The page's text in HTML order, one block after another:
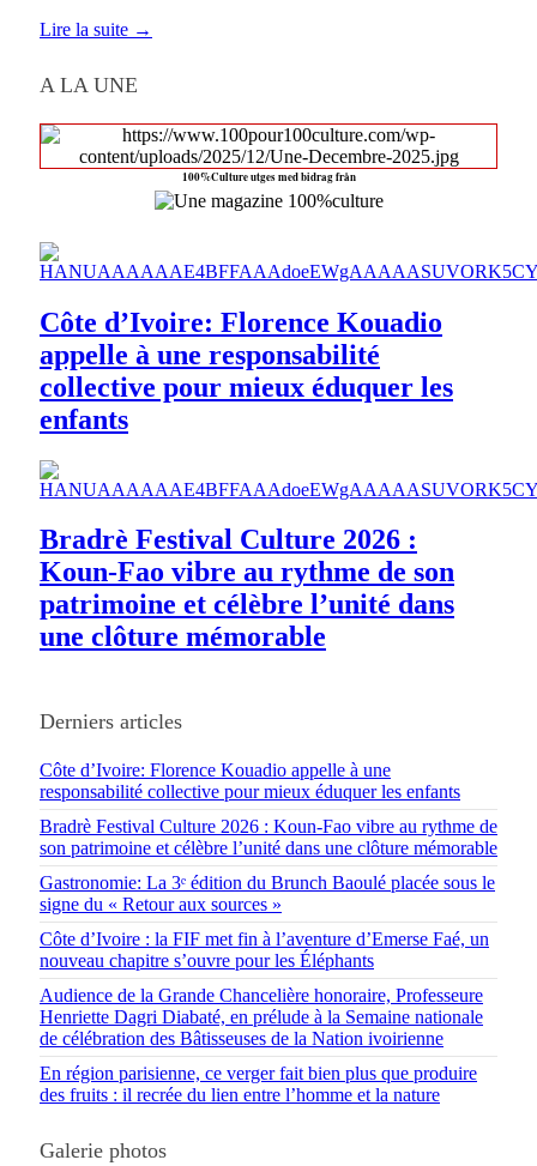
Lire la suite →
A LA UNE
100%Culture utges med bidrag från
Côte d’Ivoire: Florence Kouadio
appelle à une responsabilité
collective pour mieux éduquer les
enfants
Bradrè Festival Culture 2026 :
Koun-Fao vibre au rythme de son
patrimoine et célèbre l’unité dans
une clôture mémorable
Derniers articles
Côte d’Ivoire: Florence Kouadio appelle à une
responsabilité collective pour mieux éduquer les enfants
Bradrè Festival Culture 2026 : Koun-Fao vibre au rythme de
son patrimoine et célèbre l’unité dans une clôture mémorable
Gastronomie: La 3ᵉ édition du Brunch Baoulé placée sous le
signe du « Retour aux sources »
Côte d’Ivoire : la FIF met fin à l’aventure d’Emerse Faé, un
nouveau chapitre s’ouvre pour les Éléphants
Audience de la Grande Chancelière honoraire, Professeure
Henriette Dagri Diabaté, en prélude à la Semaine nationale
de célébration des Bâtisseuses de la Nation ivoirienne
En région parisienne, ce verger fait bien plus que produire
des fruits : il recrée du lien entre l’homme et la nature
Galerie photos